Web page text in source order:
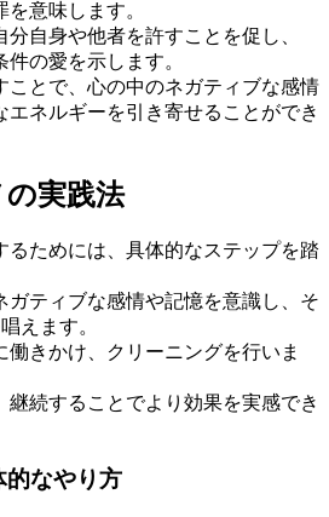
意味します。
分自身や他者を許すことを促し、
件の愛を示します。
ことで、心の中のネガティブな感情
エネルギーを引き寄せることができ
実践法
るためには、具体的なステップを踏
ガティブな感情や記憶を意識し、そ
えます。
働きかけ、クリーニングを行いま
継続することでより効果を実感でき
的なやり方